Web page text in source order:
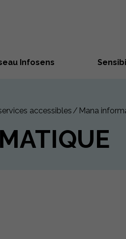
Infosens
accessibles Mana